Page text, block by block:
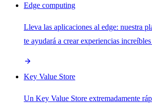
Edge computing
Lleva las aplicaciones al edge: nuestra
te ayudará a crear experiencias
Key Value Store
Un Key Value Store extremadamente